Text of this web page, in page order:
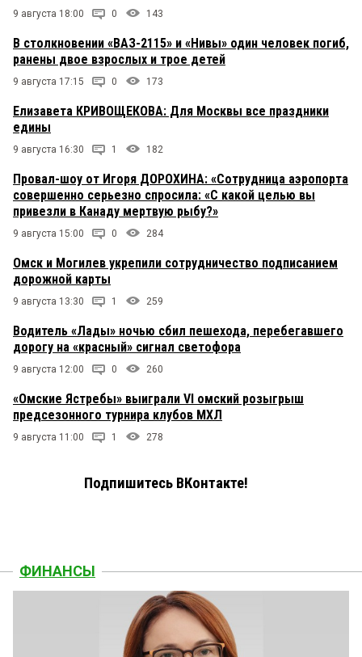
9 августа 18:00 0 143
В столкновении «ВАЗ-2115» и «Нивы» один человек погиб,
ранены двое взрослых и трое детей
9 августа 17:15 0 173
Елизавета КРИВОЩЕКОВА: Для Москвы все праздники
едины
9 августа 16:30 1 182
Провал-шоу от Игоря ДОРОХИНА: «Сотрудница аэропорта
совершенно серьезно спросила: «С какой целью вы
привезли в Канаду мертвую рыбу?»
9 августа 15:00 0 284
Омск и Могилев укрепили сотрудничество подписанием
дорожной карты
9 августа 13:30 1 259
Водитель «Лады» ночью сбил пешехода, перебегавшего
дорогу на «красный» сигнал светофора
9 августа 12:00 0 260
«Омские Ястребы» выиграли VI омский розыгрыш
предсезонного турнира клубов МХЛ
9 августа 11:00 1 278
Подпишитесь ВКонтакте!
ФИНАНСЫ